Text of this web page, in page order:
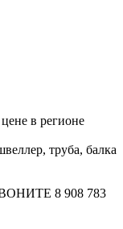
в регионе
труба, балка
8 908 783